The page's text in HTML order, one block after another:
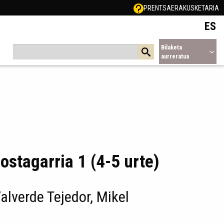
PRENTSAERAKUSKETARIA
ES
Bilaketa
aurreratua
1 (4-5 urte)
Tejedor, Mikel